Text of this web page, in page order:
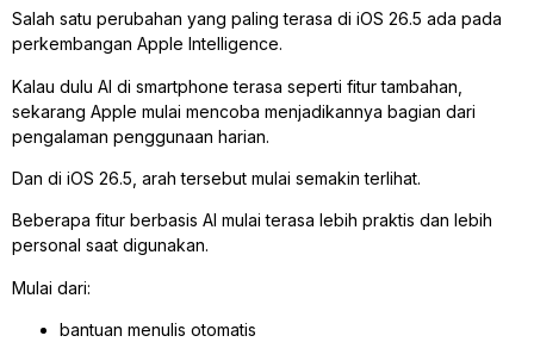
Salah satu perubahan yang paling terasa di iOS 26.5 ada pada
perkembangan Apple Intelligence.
Kalau dulu AI di smartphone terasa seperti fitur tambahan,
sekarang Apple mulai mencoba menjadikannya bagian dari
pengalaman penggunaan harian.
Dan di iOS 26.5, arah tersebut mulai semakin terlihat.
Beberapa fitur berbasis AI mulai terasa lebih praktis dan lebih
personal saat digunakan.
Mulai dari:
bantuan menulis otomatis